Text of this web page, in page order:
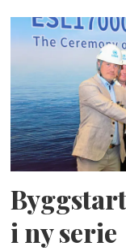
i ny serie